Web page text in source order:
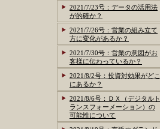
2021/7/23号：データの活用法
が的確か？
2021/7/26号：営業の組み立て
方に変化があるか？
2021/7/30号：営業の意図がお
客様に伝わっているか？
2021/8/2号：投資対効果がどこ
にあるか？
2021/8/6号：ＤＸ（デジタルト
ランスフォーメーション）の
可能性について